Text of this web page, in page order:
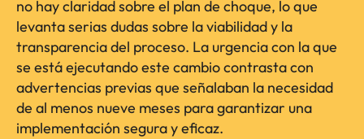
no hay claridad sobre el plan de choque, lo que
levanta serias dudas sobre la viabilidad y la
transparencia del proceso. La urgencia con la que
se está ejecutando este cambio contrasta con
advertencias previas que señalaban la necesidad
de al menos nueve meses para garantizar una
implementación segura y eficaz.